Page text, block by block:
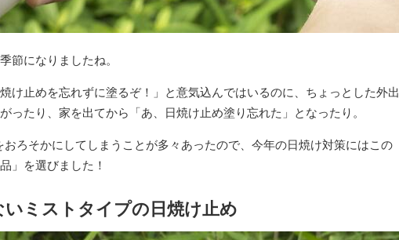
節になりましたね。
け止めを忘れずに塗るぞ！」と意気込んではいるのに、ちょっとした外出
ったり、家を出てから「あ、日焼け止め塗り忘れた」となったり。
おろそかにしてしまうことが多々あったので、今年の日焼け対策にはこの
」を選びました！
ミストタイプの日焼け止め